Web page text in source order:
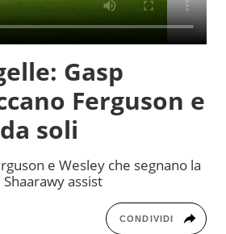
Gasp
Ferguson e
soli
e Wesley che segnano la
assist
CONDIVIDI